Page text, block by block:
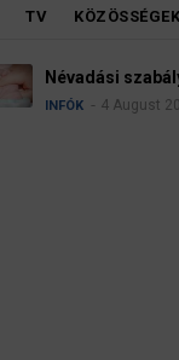
TV KÖZÖSSÉGEK
Névadási
INFÓK 4 August